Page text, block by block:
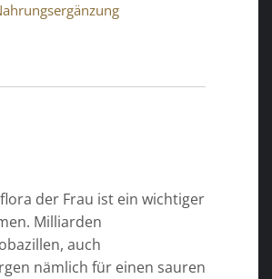
der Frau ist ein wichtiger
Milliarden
auch
nämlich für einen sauren